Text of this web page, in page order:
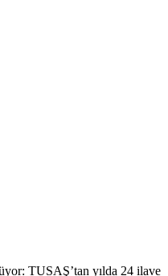
TUSAŞ’tan yılda 24 ilave